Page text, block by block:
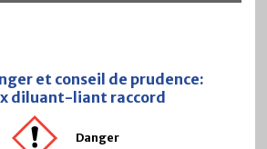
et conseil de prudence:
diluant-liant raccord
Danger